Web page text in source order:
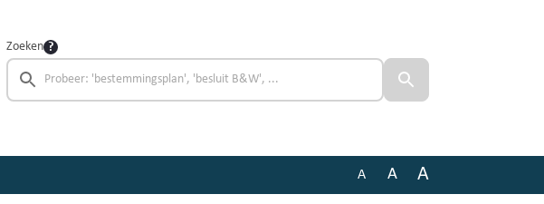
Zoeken
A A A